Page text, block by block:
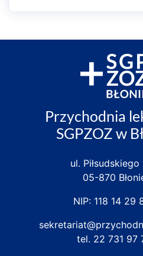
ogłoszeń
Przychodnia
SGPZOZ w
ul.
05-870
NIP: 118 14 29
tel. 22 731 97